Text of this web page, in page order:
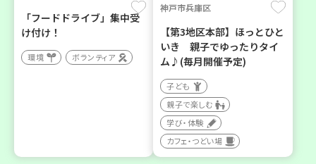
「フードドライブ」集中受
け付け！
環境 ボランティア
神戸市兵庫区
【第3地区本部】ほっとひと
いき 親子でゆったりタイ
ム♪(毎月開催予定)
子ども
親子で楽しむ
学び・体験
カフェ・つどい場